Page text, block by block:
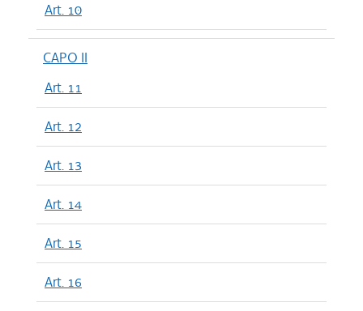
Art. 10
CAPO II
Art. 11
Art. 12
Art. 13
Art. 14
Art. 15
Art. 16